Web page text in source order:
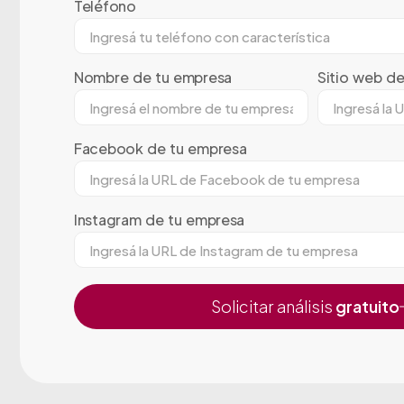
Teléfono
Nombre de tu empresa Sitio web
Facebook de tu empresa
Instagram de tu empresa
Solicitar análisis gratuito